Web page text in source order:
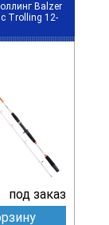
Balzer
Trolling 12-
под заказ